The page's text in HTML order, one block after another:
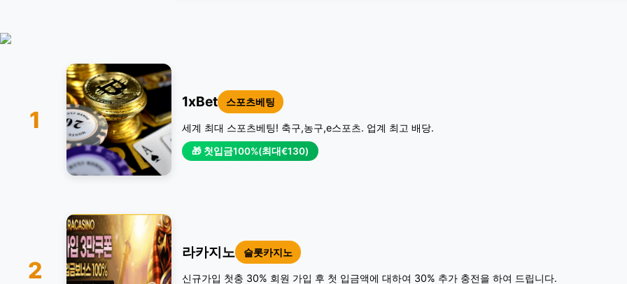
1
1xBet 스포츠베팅
세계 최대 스포츠베팅! 축구,농구,e스포츠. 업계 최고 배당.
🎁 첫입금100%(최대€130)
2
라카지노 슬롯카지노
신규가입 첫충 30% 회원 가입 후 첫 입금액에 대하여 30% 추가 충전을 하여 드립니다.